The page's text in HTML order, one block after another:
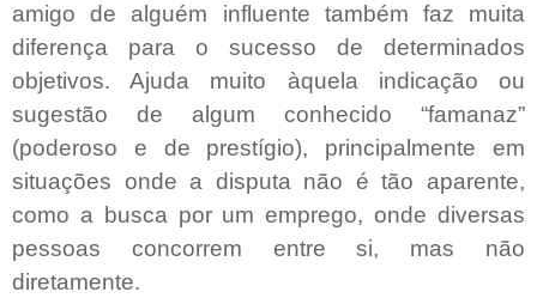
amigo de alguém influente também faz muita
diferença para o sucesso de determinados
objetivos. Ajuda muito àquela indicação ou
sugestão de algum conhecido “famanaz”
(poderoso e de prestígio), principalmente em
situações onde a disputa não é tão aparente,
como a busca por um emprego, onde diversas
pessoas concorrem entre si, mas não
diretamente.